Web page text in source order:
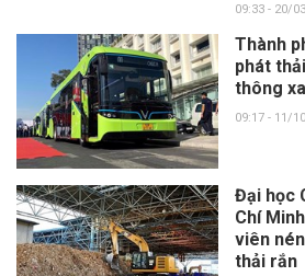
09:33 - 20/
Thành
phát
thông
09:17 - 11/
Đại học
Chí
viên
thải rắn